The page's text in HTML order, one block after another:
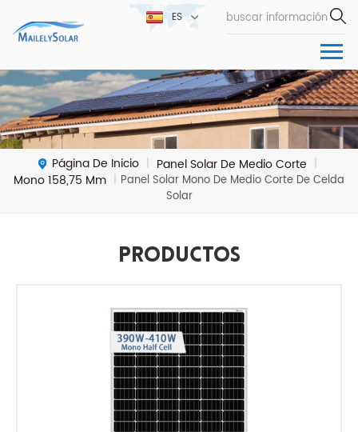
ES
Página De Inicio | Panel Solar De Medio Corte |
Mono 158,75 Mm | Panel Solar Mono De Medio Corte De Celda
Solar
Productos